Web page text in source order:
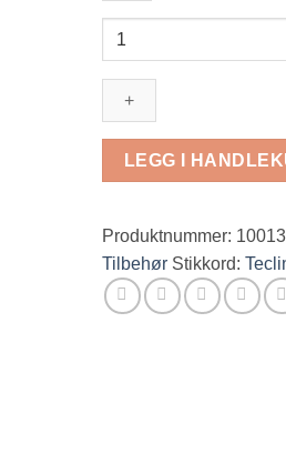
MOD
antall
LEGG I
Produktnummer:
Tilbehør Stikkord: